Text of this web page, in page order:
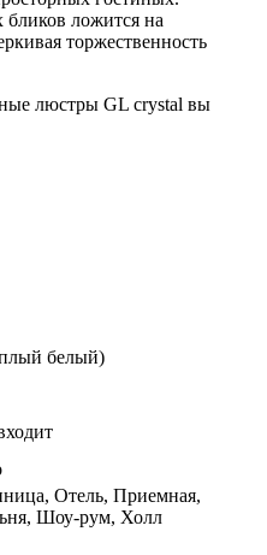
ложится на
торжественность
люстры GL crystal вы
белый)
Отель, Приемная,
Шоу-рум, Холл